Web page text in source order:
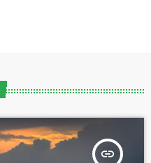
insert_link